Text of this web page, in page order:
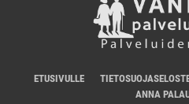
ETUSIVULLE
ANNA